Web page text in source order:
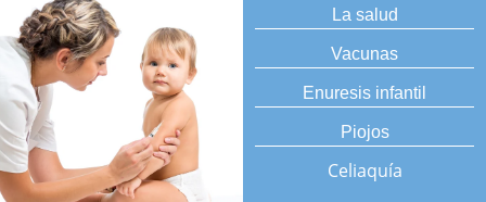
La salud
Vacunas
Enuresis infantil
Piojos
Celiaquía